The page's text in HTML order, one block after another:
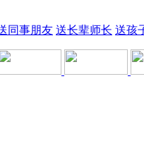
同事朋友 送长辈师长 送孩